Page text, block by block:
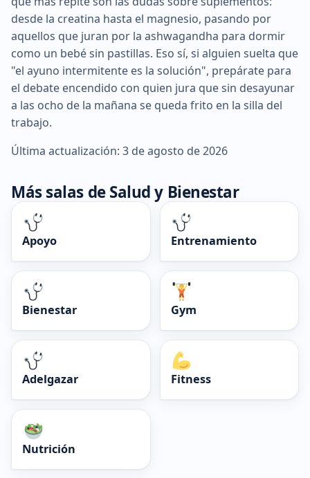
desde la creatina hasta el magnesio, pasando por
aquellos que juran por la ashwagandha para dormir
como un bebé sin pastillas. Eso sí, si alguien suelta que
"el ayuno intermitente es la solución", prepárate para
el debate encendido con quien jura que sin desayunar
a las ocho de la mañana se queda frito en la silla del
trabajo.
Última actualización: 3 de agosto de 2026
Más salas de Salud y Bienestar
Apoyo Entrenamiento
Bienestar Gym
Adelgazar Fitness
Nutrición